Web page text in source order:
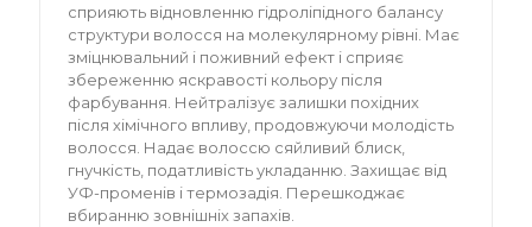
сприяють відновленню гідроліпідного балансу
структури волосся на молекулярному рівні. Має
зміцнювальний і поживний ефект і сприяє
збереженню яскравості кольору після
фарбування. Нейтралізує залишки похідних
після хімічного впливу, продовжуючи молодість
волосся. Надає волоссю сяйливий блиск,
гнучкість, податливість укладанню. Захищає від
УФ-променів і термозадія. Перешкоджає
вбиранню зовнішніх запахів.